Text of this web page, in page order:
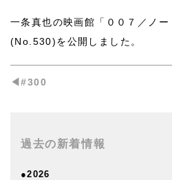
一条真也の映画館「００７／ノー
(No.530)を公開しました。
◀︎#300
過去の新着情報
●2026